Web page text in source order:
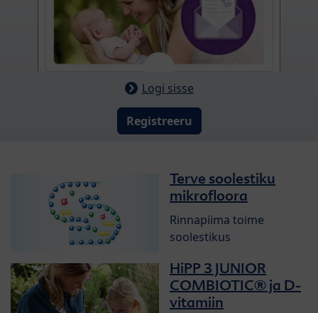
Logi sisse
Registreeru
Terve soolestiku
mikrofloora
Rinnapiima toime
soolestikus
HiPP 3 JUNIOR
COMBIOTIC® ja D-
vitamiin